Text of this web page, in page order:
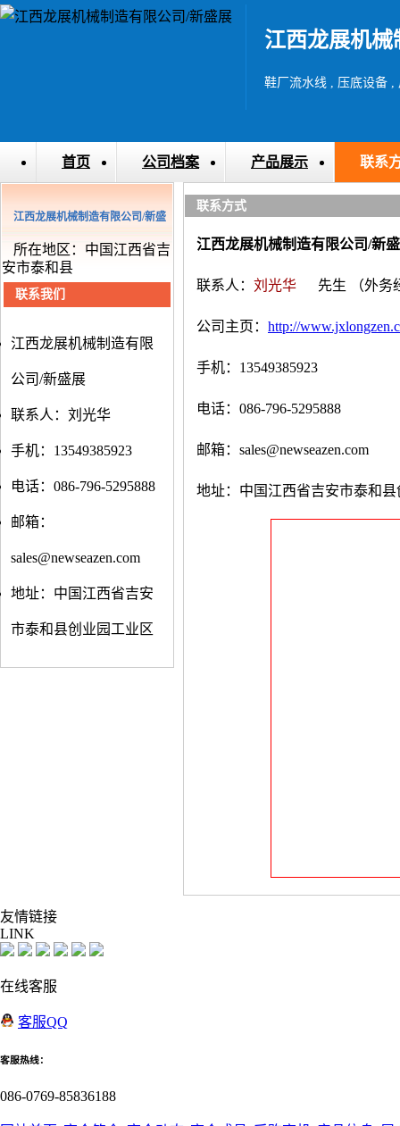
江西龙展机
鞋厂流水线 , 压底设备 ,
首页 公司档案 产品展示 联系
江西龙展机械制造有限公司/新盛
所在地区：中国江西省吉
安市泰和县
联系我们
江西龙展机械制造有限
公司/新盛展
联系人：刘光华
手机：13549385923
电话：086-796-5295888
邮箱：
sales@newseazen.com
地址：中国江西省吉安
市泰和县创业园工业区
联系方式
江西龙展机械制造有限公司/新
联系人： 刘光华 先生 （外务
公司主页： http://
手机：13549385923
电话：086-796-5295888
邮箱：sales@newseazen.com
地址：中国江西省吉安市泰和
友情链接
LINK
在线客服
客服QQ
客服热线：
086-0769-85836188